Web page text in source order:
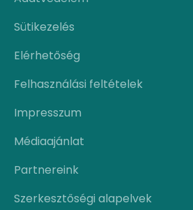
Sütikezelés
Elérhetőség
Felhasználási feltételek
Impresszum
Médiaajánlat
Partnereink
Szerkesztőségi alapelvek